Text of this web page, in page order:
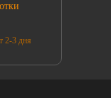
2-3 дня